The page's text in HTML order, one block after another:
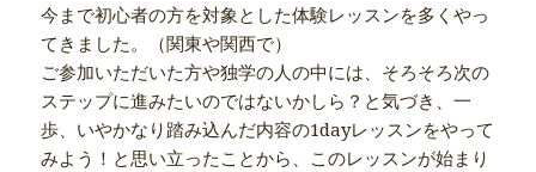
今まで初心者の方を対象とした体験レッスンを多くやっ
てきました。（関東や関西で）
ご参加いただいた方や独学の人の中には、そろそろ次の
ステップに進みたいのではないかしら？と気づき、一
歩、いやかなり踏み込んだ内容の1dayレッスンをやって
みよう！と思い立ったことから、このレッスンが始まり